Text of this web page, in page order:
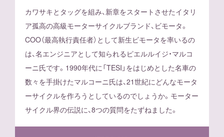
カワサキとタッグを組み、新章をスタートさせたイタリ
ア孤高の高級モーターサイクルブランド、ビモータ。
COO（最高執行責任者）として新生ビモータを率いるの
は、名エンジニアとして知られるピエルルイジ・マルコ
ーニ氏です。1990年代に「TESI」をはじめとした名車の
数々を手掛けたマルコーニ氏は、21世紀にどんなモータ
ーサイクルを作ろうとしているのでしょうか。モーター
サイクル界の伝説に、8つの質問をたずねました。